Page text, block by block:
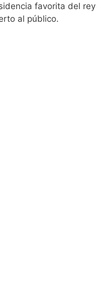
favorita del rey
al público.